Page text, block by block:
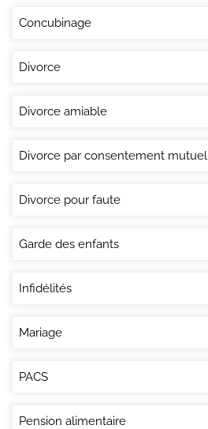
Concubinage
Divorce
Divorce amiable
Divorce par consentement mutuel
Divorce pour faute
Garde des enfants
Infidélités
Mariage
PACS
Pension alimentaire